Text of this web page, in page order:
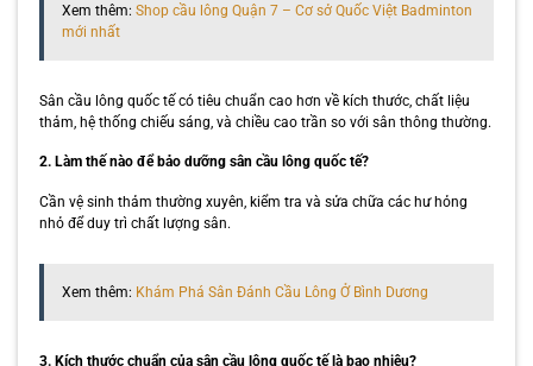
Xem thêm: Shop cầu lông Quận 7 – Cơ sở Quốc Việt Badminton
mới nhất
Sân cầu lông quốc tế có tiêu chuẩn cao hơn về kích thước, chất liệu
thảm, hệ thống chiếu sáng, và chiều cao trần so với sân thông thường.
2. Làm thế nào để bảo dưỡng sân cầu lông quốc tế?
Cần vệ sinh thảm thường xuyên, kiểm tra và sửa chữa các hư hỏng
nhỏ để duy trì chất lượng sân.
Xem thêm: Khám Phá Sân Đánh Cầu Lông Ở Bình Dương
3. Kích thước chuẩn của sân cầu lông quốc tế là bao nhiêu?